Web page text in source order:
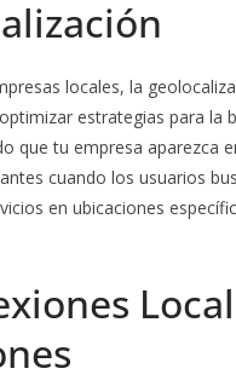
locales, la
estrategias para la
que tu empresa aparezca
cuando los usuarios
en ubicaciones